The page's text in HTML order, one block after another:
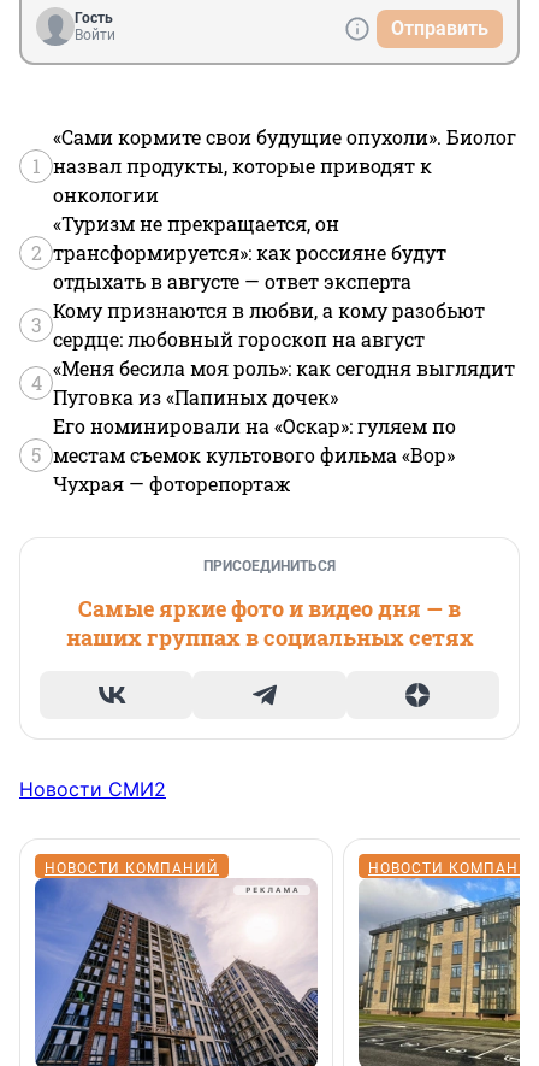
Гость
Войти
Отправить
1
«Сами кормите свои будущие опухоли». Биолог
назвал продукты, которые приводят к
онкологии
2
«Туризм не прекращается, он
трансформируется»: как россияне будут
отдыхать в августе — ответ эксперта
3
Кому признаются в любви, а кому разобьют
сердце: любовный гороскоп на август
4
«Меня бесила моя роль»: как сегодня выглядит
Пуговка из «Папиных дочек»
5
Его номинировали на «Оскар»: гуляем по
местам съемок культового фильма «Вор»
Чухрая — фоторепортаж
ПРИСОЕДИНИТЬСЯ
Самые яркие фото и видео дня — в
наших группах в социальных сетях
Новости СМИ2
НОВОСТИ КОМПАНИЙ НОВОСТИ